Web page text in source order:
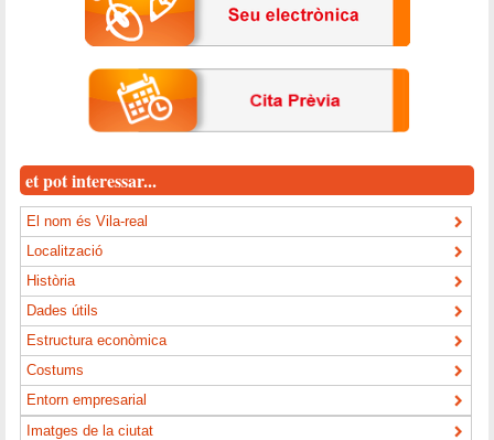
et pot interessar...
El nom és Vila-real
Localització
Història
Dades útils
Estructura econòmica
Costums
Entorn empresarial
Imatges de la ciutat